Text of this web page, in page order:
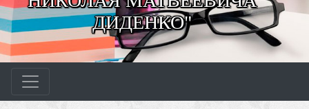
ДИДЕНКО"